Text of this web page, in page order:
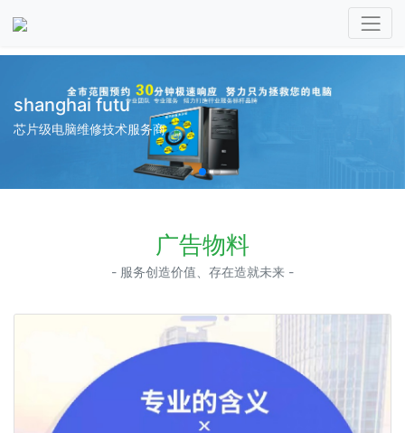
shanghai futu
芯片级电脑维修技术服务商
广告物料
- 服务创造价值、存在造就未来 -